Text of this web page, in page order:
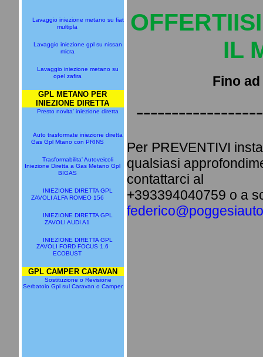
Lavaggio iniezione metano su fiat
multipla
Lavaggio iniezione gpl su nissan
micra
Lavaggio iniezione metano su
opel zafira
GPL METANO PER
INIEZIONE DIRETTA
Presto novita' iniezione diretta
Auto trasformate iniezione diretta
Gas Gpl Mtano con PRINS
Trasformabilita' Autoveicoli
Iniezione Diretta a Gas Metano Gpl
BIGAS
INIEZIONE DIRETTA GPL
ZAVOLI ALFA ROMEO 156
INIEZIONE DIRETTA GPL
ZAVOLI AUDI A1
INIEZIONE DIRETTA GPL
ZAVOLI FORD FOCUS 1.6
ECOBUST
GPL CAMPER CARAVAN
Sostituzione o Revisione
Serbatoio Gpl sul Caravan o Camper
IL
Fino
Per PREVENTIVI
qualsiasi
contattarci al
+393394040759 o a